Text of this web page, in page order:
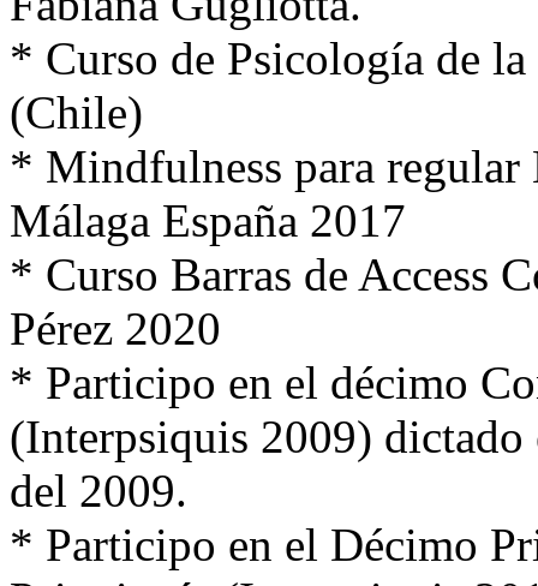
* Curso de Psicología de
(Chile)
* Mindfulness para regular
Málaga España 2017
* Curso Barras de Access
Pérez 2020
* Participo en el décimo
(Interpsiquis 2009)
del 2009.
* Participo en el Décimo